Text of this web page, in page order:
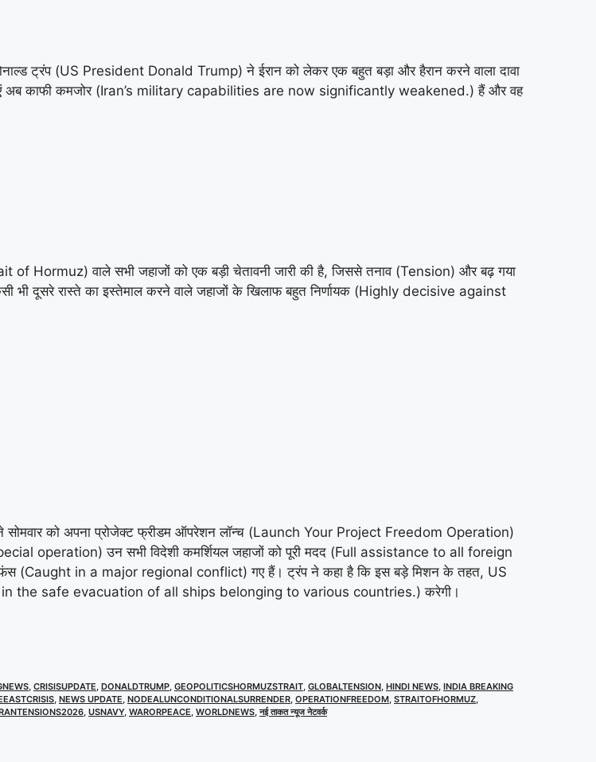
ट्रंप (US President Donald Trump) ने ईरान को लेकर एक बहुत बड़ा और हैरान करने वाला दावा
अब काफी कमजोर (Iran’s military capabilities are now significantly weakened.) हैं और वह
of Hormuz) वाले सभी जहाजों को एक बड़ी चेतावनी जारी की है, जिससे तनाव (Tension) और बढ़ गया
भी दूसरे रास्ते का इस्तेमाल करने वाले जहाजों के खिलाफ बहुत निर्णायक (Highly decisive against
को अपना प्रोजेक्ट फ्रीडम ऑपरेशन लॉन्च (Launch Your Project Freedom Operation)
operation) उन सभी विदेशी कमर्शियल जहाजों को पूरी मदद (Full assistance to all foreign
फंस (Caught in a major regional conflict) गए हैं। ट्रंप ने कहा है कि इस बड़े मिशन के तहत, US
in the safe evacuation of all ships belonging to various countries.) करेगी।
, CRISISUPDATE, DONALDTRUMP, GEOPOLITICSHORMUZSTRAIT, GLOBALTENSION, HINDI NEWS, INDIA BREAKING
, NEWS UPDATE, NODEALUNCONDITIONALSURRENDER, OPERATIONFREEDOM, STRAITOFHORMUZ,
, USNAVY, WARORPEACE, WORLDNEWS,नई ताकत न्यूज नेटवर्क